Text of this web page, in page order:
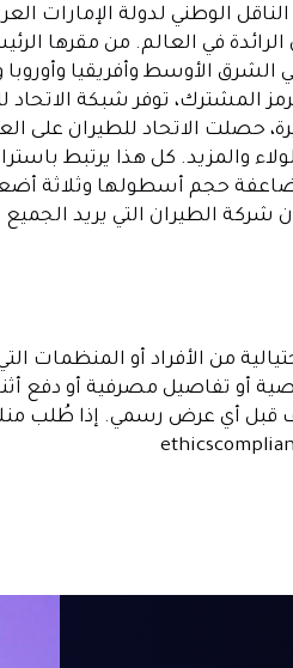
في العالم. من مقرها
الأوسط وأفريقيا وأوروبا
المشترك، توفر شبكة
حصلت الاتحاد للطيران على
حجم أسطولها وثلاثة
شركة الطيران التي يريد
من الأفراد أو المنظمات
أو تفاصيل مصرفية أو دفع
قبل أي عرض رسمي. إذا طُلب